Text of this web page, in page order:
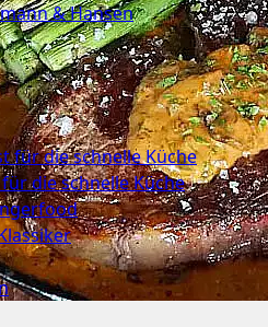
& Hansen
für die schnelle Küche
die schnelle Küche